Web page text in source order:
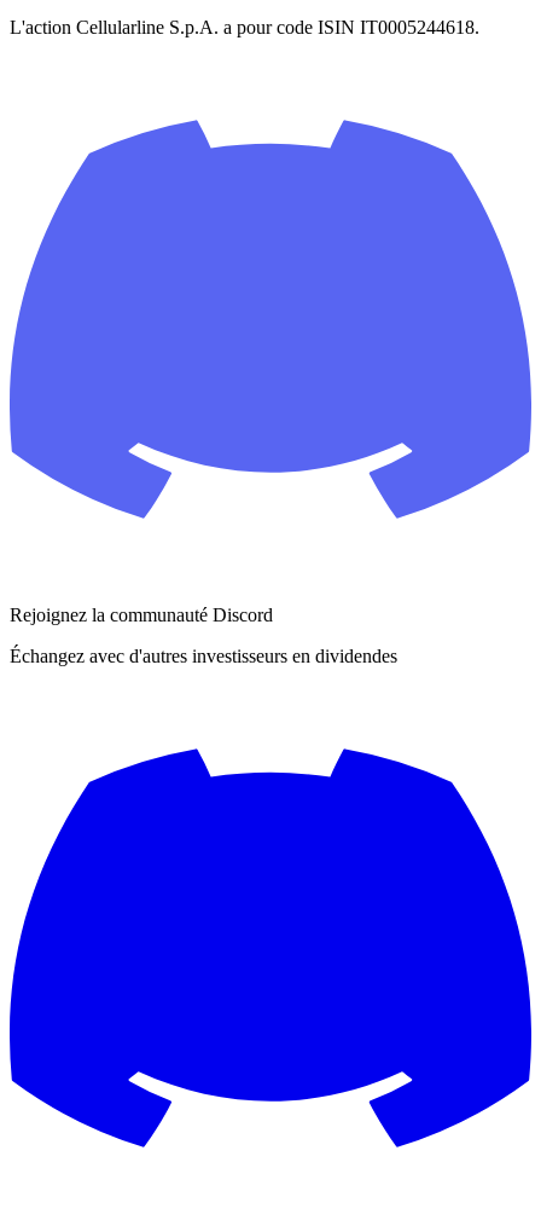
L'action Cellularline S.p.A. a pour code ISIN IT0005244618.
Rejoignez la communauté Discord
Échangez avec d'autres investisseurs en dividendes